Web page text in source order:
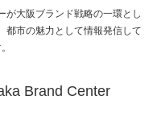
が大阪ブランド戦略の一環とし
都市の魅力として情報発信して
Brand Center